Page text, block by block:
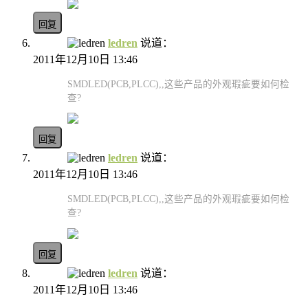
回复
ledren 说道：
2011年12月10日 13:46
SMDLED(PCB,PLCC),,这些产品的外观瑕疵要如何检
查?
回复
ledren 说道：
2011年12月10日 13:46
SMDLED(PCB,PLCC),,这些产品的外观瑕疵要如何检
查?
回复
ledren 说道：
2011年12月10日 13:46